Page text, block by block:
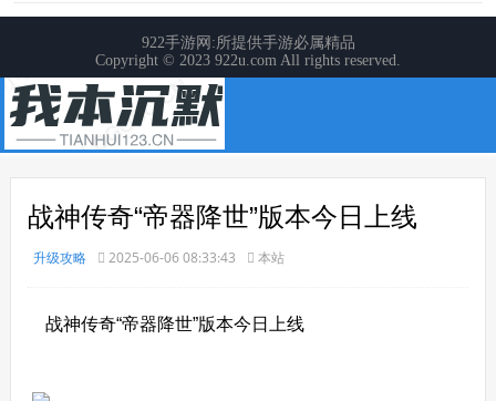
战神传奇“帝器降世”版本今日上线
升级攻略 2025-06-06 08:33:43 本站
战神传奇“帝器降世”版本今日上线